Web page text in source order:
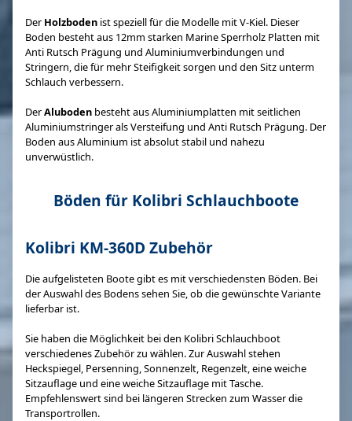
Der Holzboden ist speziell für die Modelle mit V-Kiel. Dieser
Boden besteht aus 12mm starken Marine Sperrholz Platten mit
Anti Rutsch Prägung und Aluminiumverbindungen und
Stringern, die für mehr Steifigkeit sorgen und den Sitz unterm
Schlauch verbessern.
DerAluboden besteht aus Aluminiumplatten mit seitlichen
Aluminiumstringer als Versteifung und Anti Rutsch Prägung. Der
Boden aus Aluminium ist absolut stabil und nahezu
unverwüstlich.
Böden für Kolibri Schlauchboote
Kolibri KM-360D Zubehör
Die aufgelisteten Boote gibt es mit verschiedensten Böden. Bei
der Auswahl des Bodens sehen Sie, ob die gewünschte Variante
lieferbar ist.
Sie haben die Möglichkeit bei den Kolibri Schlauchboot
verschiedenes Zubehör zu wählen. Zur Auswahl stehen
Heckspiegel, Persenning, Sonnenzelt, Regenzelt, eine weiche
Sitzauflage und eine weiche Sitzauflage mit Tasche.
Empfehlenswert sind bei längeren Strecken zum Wasser die
Transportrollen.